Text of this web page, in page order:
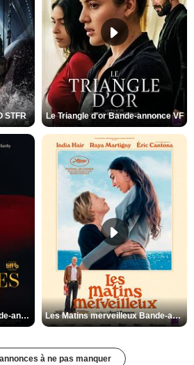
STFR Le Triangle d'or Bande-annonce VF
Les Silences de Riyad Bande-annonce VO STFR Les Matins merveilleux Bande-annonce VF
à ne pas manquer